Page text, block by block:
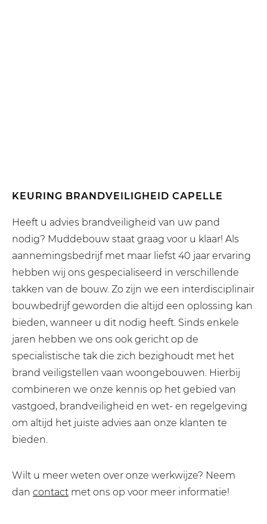
KEURING BRANDVEILIGHEID CAPELLE
Heeft u advies brandveiligheid van uw pand
nodig? Muddebouw staat graag voor u klaar! Als
aannemingsbedrijf met maar liefst 40 jaar ervaring
hebben wij ons gespecialiseerd in verschillende
takken van de bouw. Zo zijn we een interdisciplinair
bouwbedrijf geworden die altijd een oplossing kan
bieden, wanneer u dit nodig heeft. Sinds enkele
jaren hebben we ons ook gericht op de
specialistische tak die zich bezighoudt met het
brand veiligstellen vaan woongebouwen. Hierbij
combineren we onze kennis op het gebied van
vastgoed, brandveiligheid en wet- en regelgeving
om altijd het juiste advies aan onze klanten te
bieden.
Wilt u meer weten over onze werkwijze? Neem
dan contact met ons op voor meer informatie!